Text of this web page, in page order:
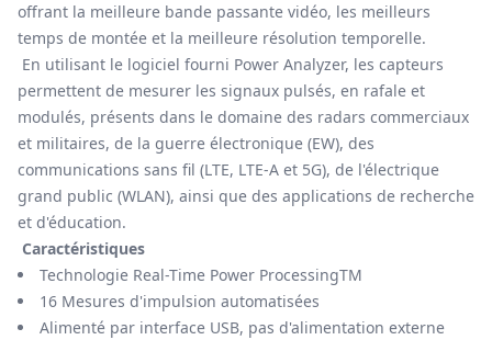
offrant la meilleure bande passante vidéo, les meilleurs
temps de montée et la meilleure résolution temporelle.
En utilisant le logiciel fourni Power Analyzer, les capteurs
permettent de mesurer les signaux pulsés, en rafale et
modulés, présents dans le domaine des radars commerciaux
et militaires, de la guerre électronique (EW), des
communications sans fil (LTE, LTE-A et 5G), de l'électrique
grand public (WLAN), ainsi que des applications de recherche
et d'éducation.
Caractéristiques
Technologie Real-Time Power ProcessingTM
16 Mesures d'impulsion automatisées
Alimenté par interface USB, pas d'alimentation externe